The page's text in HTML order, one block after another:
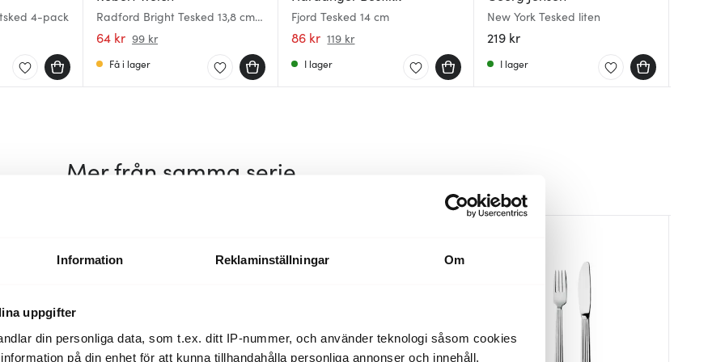
Information Reklaminställningar Om
uppgifter
din personliga data, som t.ex. ditt IP-nummer, och använder teknologi såsom cookies
på din enhet för att kunna tillhandahålla personliga annonser och innehåll,
4-pack
Radford Bright Tesked 13,8 cm
blankt stål
64 kr 99 kr
Få i lager
Fjord Tesked 14 cm
86 kr 119 kr
I lager
New York Tesked liten
219 kr
I lager
Mer från samma serie